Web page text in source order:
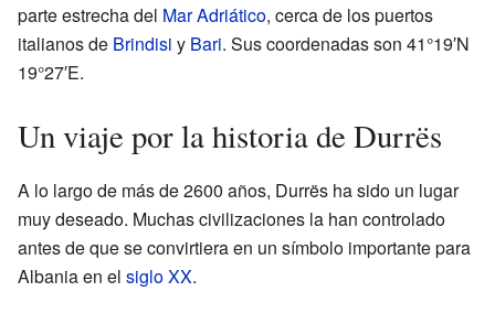
parte estrecha del Mar Adriático, cerca de los puertos
italianos de Brindisi y Bari. Sus coordenadas son 41°19′N
19°27′E.
Un viaje por la historia de Durrës
A lo largo de más de 2600 años, Durrës ha sido un lugar
muy deseado. Muchas civilizaciones la han controlado
antes de que se convirtiera en un símbolo importante para
Albania en el siglo XX.